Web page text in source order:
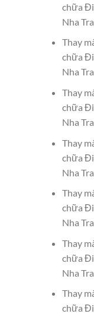
chữa
Nha
Thay
chữa
Nha
Thay
chữa
Nha
Thay
chữa
Nha
Thay
chữa
Nha
Thay
chữa
Nha
Thay
chữa